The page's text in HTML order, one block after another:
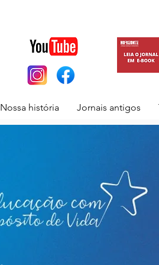
Nossa história Jornais antigos